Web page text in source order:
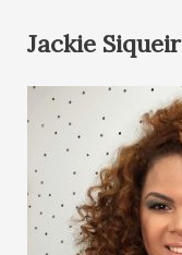
Jackie